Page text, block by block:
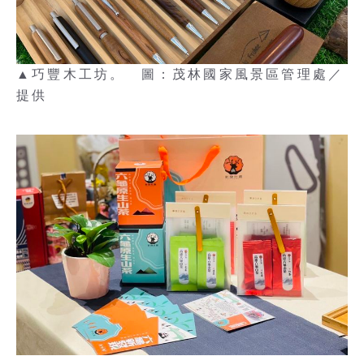
▲巧豐木工坊。 圖：茂林國家風景區管理處／
提供